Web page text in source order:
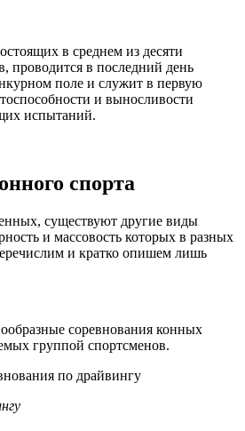
в среднем из десяти
проводится в последний день
поле и служит в первую
и выносливости
испытаний.
спорта
существуют другие виды
и массовость которых в разных
и кратко опишем лишь
соревнования конных
группой спортсменов.​